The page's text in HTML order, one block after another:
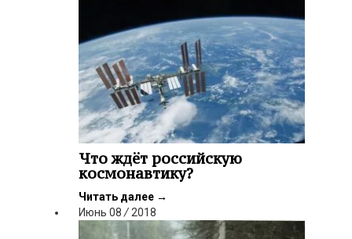
Что ждёт российскую
космонавтику?
Читать далее →
Июнь 08 / 2018